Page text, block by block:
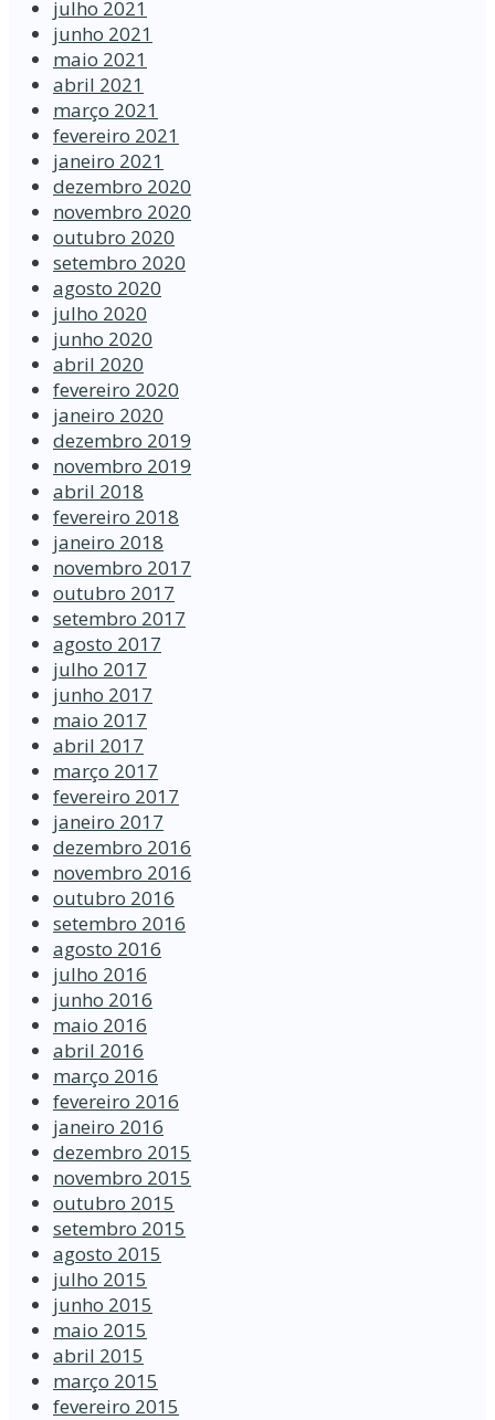
julho 2021
junho 2021
maio 2021
abril 2021
março 2021
fevereiro 2021
janeiro 2021
dezembro 2020
novembro 2020
outubro 2020
setembro 2020
agosto 2020
julho 2020
junho 2020
abril 2020
fevereiro 2020
janeiro 2020
dezembro 2019
novembro 2019
abril 2018
fevereiro 2018
janeiro 2018
novembro 2017
outubro 2017
setembro 2017
agosto 2017
julho 2017
junho 2017
maio 2017
abril 2017
março 2017
fevereiro 2017
janeiro 2017
dezembro 2016
novembro 2016
outubro 2016
setembro 2016
agosto 2016
julho 2016
junho 2016
maio 2016
abril 2016
março 2016
fevereiro 2016
janeiro 2016
dezembro 2015
novembro 2015
outubro 2015
setembro 2015
agosto 2015
julho 2015
junho 2015
maio 2015
abril 2015
março 2015
fevereiro 2015